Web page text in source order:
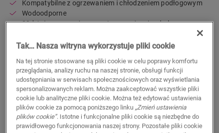
Kompatybilne z ogrzewaniem i chłodzeniem podłogowym
Wodoodporne
20-letnia gwarancja na zastosowania mieszkalne
94,95PLN/m²
Sugerowana cena brutto
Znajdź dealera w swoim regionie
Chcesz zobaczyć tę podłogę na żywo? Nadal nurtują
Cię jakieś pytania? Nie ma problemu! Zawsze możesz
znaleźć dealera w swoim pobliżu.
Tak… Nasza witryna wykorzystuje pliki cookie
Na tej stronie stosowane są pliki cookie w celu poprawy komfortu
przeglądania, analizy ruchu na naszej stronie, obsługi funkcji
udostępniania w serwisach społecznościowych oraz wyświetlania
spersonalizowanych reklam. Można zaakceptować wszystkie pliki
cookie lub analityczne pliki cookie. Można też edytować ustawienia
plików cookie za pomocą poniższego linku „Zmień ustawienia
plików cookie”. Istotne i funkcjonalne pliki cookie są niezbędne do
prawidłowego funkcjonowania naszej strony. Pozostałe pliki cookie